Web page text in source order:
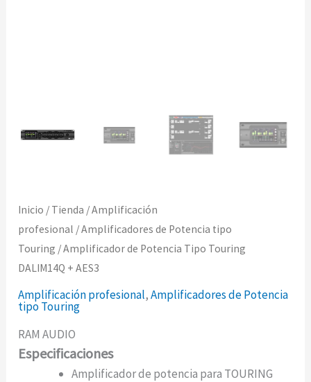
Inicio / Tienda /Amplificación
profesional /Amplificadores de Potencia tipo
Touring / Amplificador de Potencia Tipo Touring
DALIM14Q + AES3
Amplificación profesional,Amplificadores de Potencia
tipo Touring
RAM AUDIO
Especificaciones
Amplificador de potencia para TOURING